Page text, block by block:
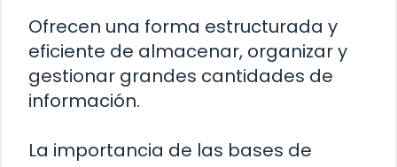
Ofrecen una forma estructurada y
eficiente de almacenar, organizar y
gestionar grandes cantidades de
información.
La importancia de las bases de